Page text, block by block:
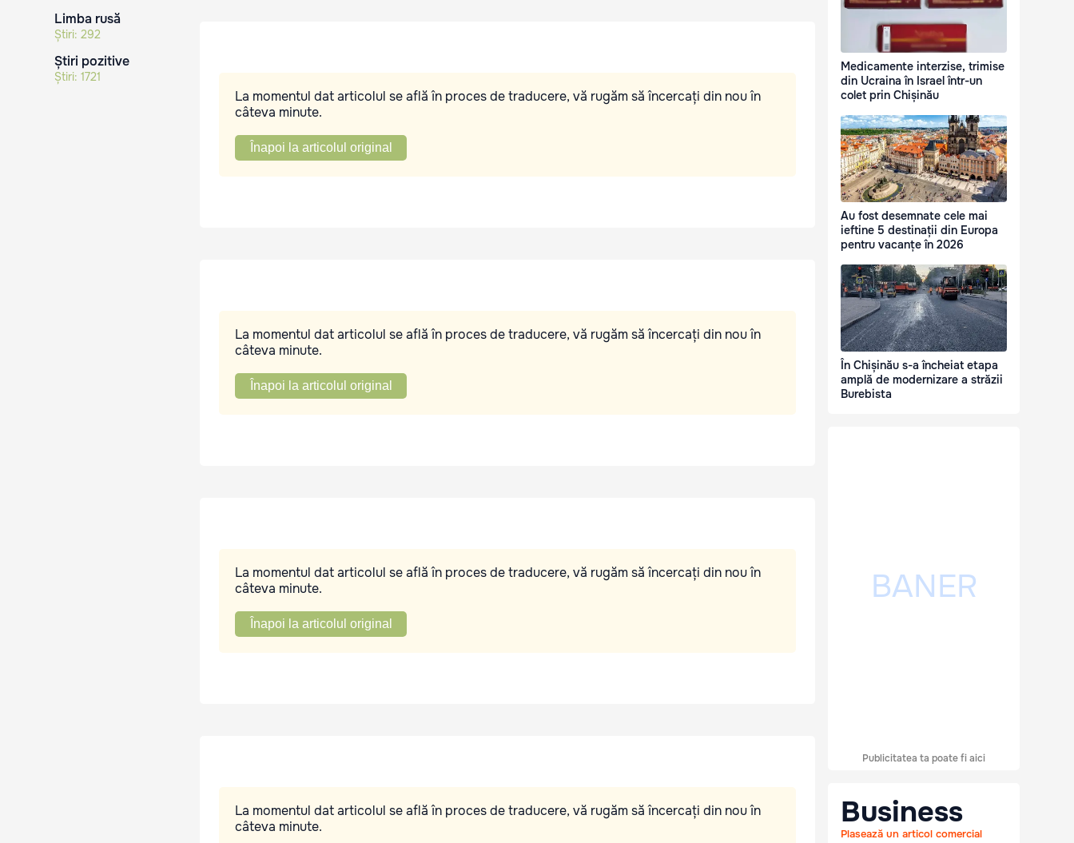
Limba rusă
Știri: 292
Știri pozitive
Știri: 1721
La momentul dat articolul se află în proces de traducere, vă rugăm să încercați din nou în
câteva minute.
Înapoi la articolul original
La momentul dat articolul se află în proces de traducere, vă rugăm să încercați din nou în
câteva minute.
Înapoi la articolul original
La momentul dat articolul se află în proces de traducere, vă rugăm să încercați din nou în
câteva minute.
Înapoi la articolul original
La momentul dat articolul se află în proces de traducere, vă rugăm să încercați din nou în
câteva minute.
Medicamente interzise, trimise
din Ucraina în Israel într-un
colet prin Chișinău
Au fost desemnate cele mai
ieftine 5 destinații din Europa
pentru vacanțe în 2026
În Chișinău s-a încheiat etapa
amplă de modernizare a străzii
Burebista
Publicitatea ta poate fi aici
Business
Plasează un articol comercial